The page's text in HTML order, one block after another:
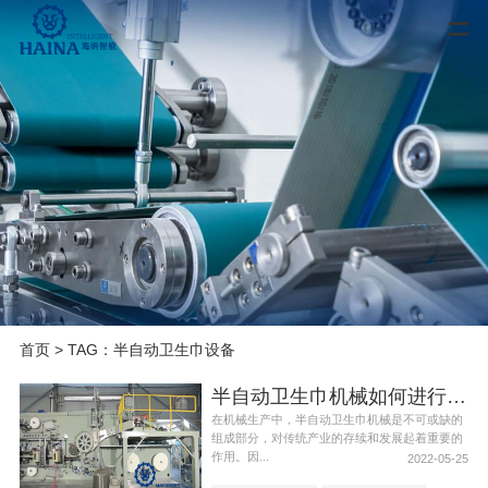
首页> TAG：半自动卫生巾设备
半自动卫生巾机械如何进行维护和保养
在机械生产中，半自动卫生巾机械是不可或缺的
组成部分，对传统产业的存续和发展起着重要的
作用。因...
2022-05-25